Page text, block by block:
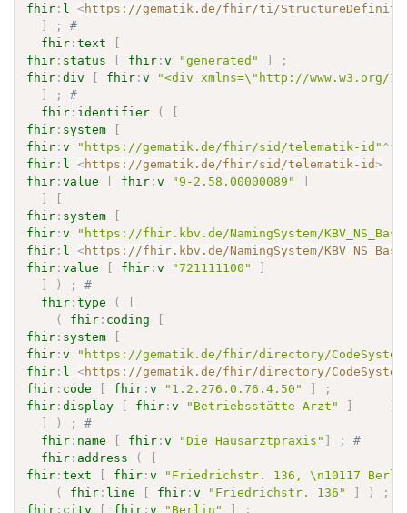
fhir : l <https://gematik.de/fhir/ti/
;
#
fhir :text
fhir : status fhir :v "generated"
;
fhir :div fhir :v
"<div xmlns=\"http://www.w3.org/
;
#
fhir : identifier (
fhir : system
fhir :v "https://gematik.de/fhir/sid/telematik-id" ^^
fhir : l <https://gematik.de/fhir/sid/telematik-id>
fhir :value fhir :v "9-2.58.00000089"
fhir : system
fhir :v
"https://fhir.kbv.de/NamingSystem/
fhir : l <https://fhir.kbv.de/NamingSystem/
fhir :value fhir :v "721111100"
) ;
#
fhir :type (
(
fhir : coding
fhir : system
fhir :v
"https://gematik.de/fhir/directory/
fhir : l <https://gematik.de/fhir/directory/
fhir : code fhir :v "1.2.276.0.76.4.50"
;
fhir :display fhir :v "Betriebsstätte Arzt"
) ;
#
fhir : name fhir :v "Die Hausarztpraxis" ;
#
fhir : address (
fhir :text fhir :v
"Friedrichstr. 136, \n10117
(
fhir : line fhir :v "Friedrichstr. 136" )
;
fhir : city fhir :v "Berlin" ;